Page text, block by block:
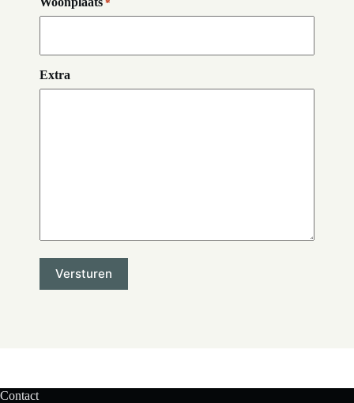
*
Extra
Contact